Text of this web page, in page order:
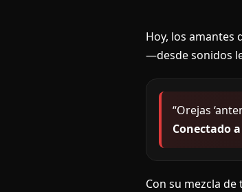
Hoy, los amantes
—desde sonidos
“Orejas
Conectado
Con su mezcla